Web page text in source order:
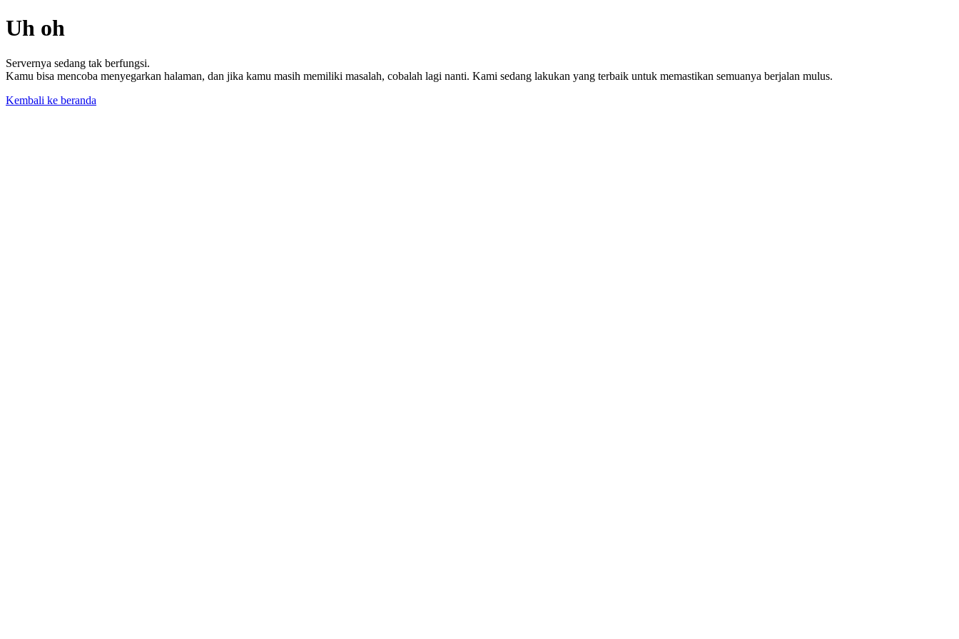
Uh oh
Servernya sedang tak berfungsi.
Kamu bisa mencoba menyegarkan halaman, dan jika kamu masih memiliki masalah, cobalah lagi nanti. Kami sedang lakukan yang terbaik untuk memastikan semuanya berjalan mulus.
Kembali ke beranda